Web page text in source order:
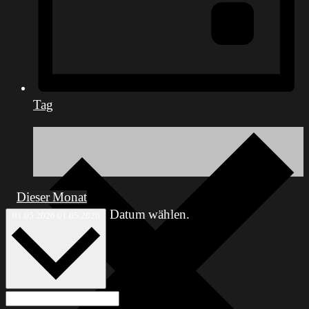
Tag
Dieser Monat
Datum wählen.